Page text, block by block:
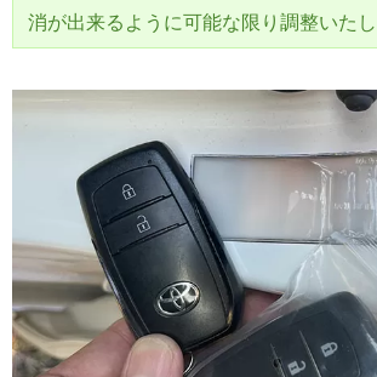
消が出来るように可能な限り調整いたし